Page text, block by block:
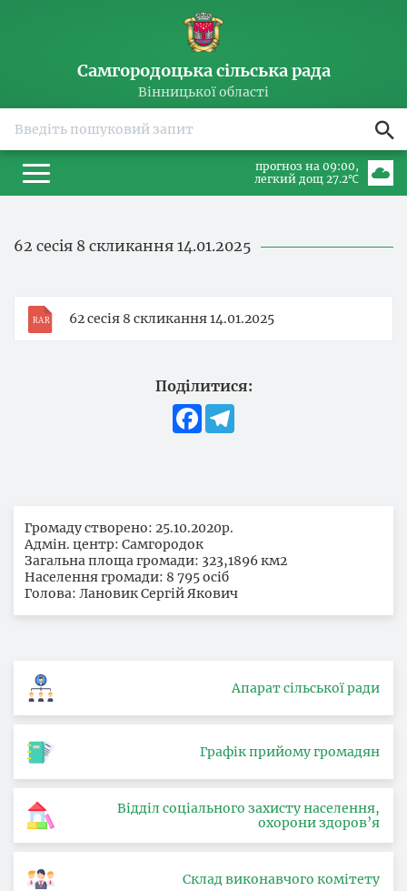
Самгородоцька сільська рада
Вінницької області
прогноз на 09:00
легкий дощ 27.2℃
62 сесія 8 скликання 14.01.2025
62 сесія 8 скликання 14.01.2025
Поділитися:
Facebook
Громаду створено: 25.10.2020р.
Адмін. центр: Самгородок
Загальна площа громади: 323,1896 км2
Населення громади: 8 795 осіб
Голова: Лановик Сергій Якович
Апарат сільської ради
Графік прийому громадян
Відділ соціального захисту населення,
охорони здоров’я
Склад виконавчого комітету